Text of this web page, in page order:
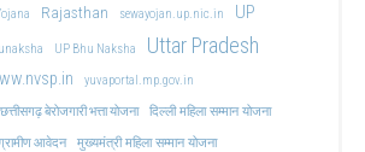
Rajasthan sewayojan.up.nic.in UP
UP Bhu Naksha Uttar Pradesh
yuvaportal.mp.gov.in
छत्तीसगढ़ बेरोजगारी भत्ता योजना दिल्ली महिला सम्मान योजना
आवेदन मुख्यमंत्री महिला सम्मान योजना